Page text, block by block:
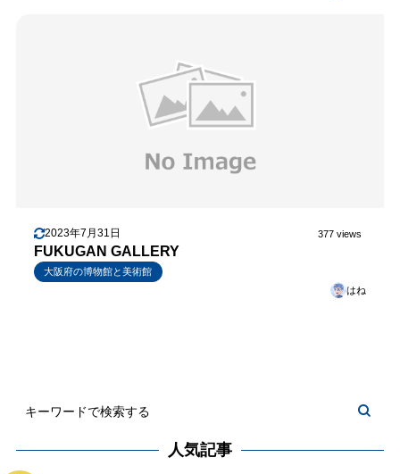
2023年7月31日 377 views
FUKUGAN GALLERY
大阪府の博物館と美術館
はね
人気記事